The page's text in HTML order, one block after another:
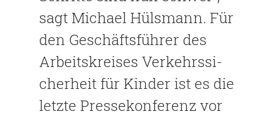
sagt Micha­el Hülsmann. Für
den Geschäftsfüh­rer des
Arbeitskreises Verkehrssi­
cherheit für Kinder ist es die
letzte Pressekonferenz vor